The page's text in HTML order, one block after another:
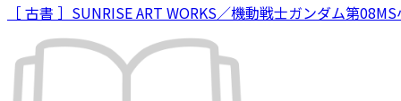
［ 古書 ］SUNRISE ART WORKS／機動戦士ガンダム第